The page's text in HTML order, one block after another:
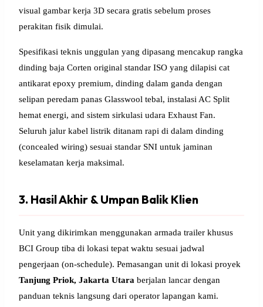
visual gambar kerja 3D secara gratis sebelum proses
perakitan fisik dimulai.
Spesifikasi teknis unggulan yang dipasang mencakup rangka
dinding baja Corten original standar ISO yang dilapisi cat
antikarat epoxy premium, dinding dalam ganda dengan
selipan peredam panas Glasswool tebal, instalasi AC Split
hemat energi, and sistem sirkulasi udara Exhaust Fan.
Seluruh jalur kabel listrik ditanam rapi di dalam dinding
(concealed wiring) sesuai standar SNI untuk jaminan
keselamatan kerja maksimal.
3. Hasil Akhir & Umpan Balik Klien
Unit yang dikirimkan menggunakan armada trailer khusus
BCI Group tiba di lokasi tepat waktu sesuai jadwal
pengerjaan (on-schedule). Pemasangan unit di lokasi proyek
Tanjung Priok, Jakarta Utara berjalan lancar dengan
panduan teknis langsung dari operator lapangan kami.